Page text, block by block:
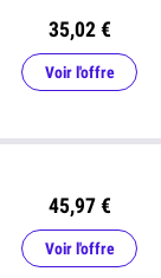
35,02 €
Voir l'offre
45,97 €
Voir l'offre